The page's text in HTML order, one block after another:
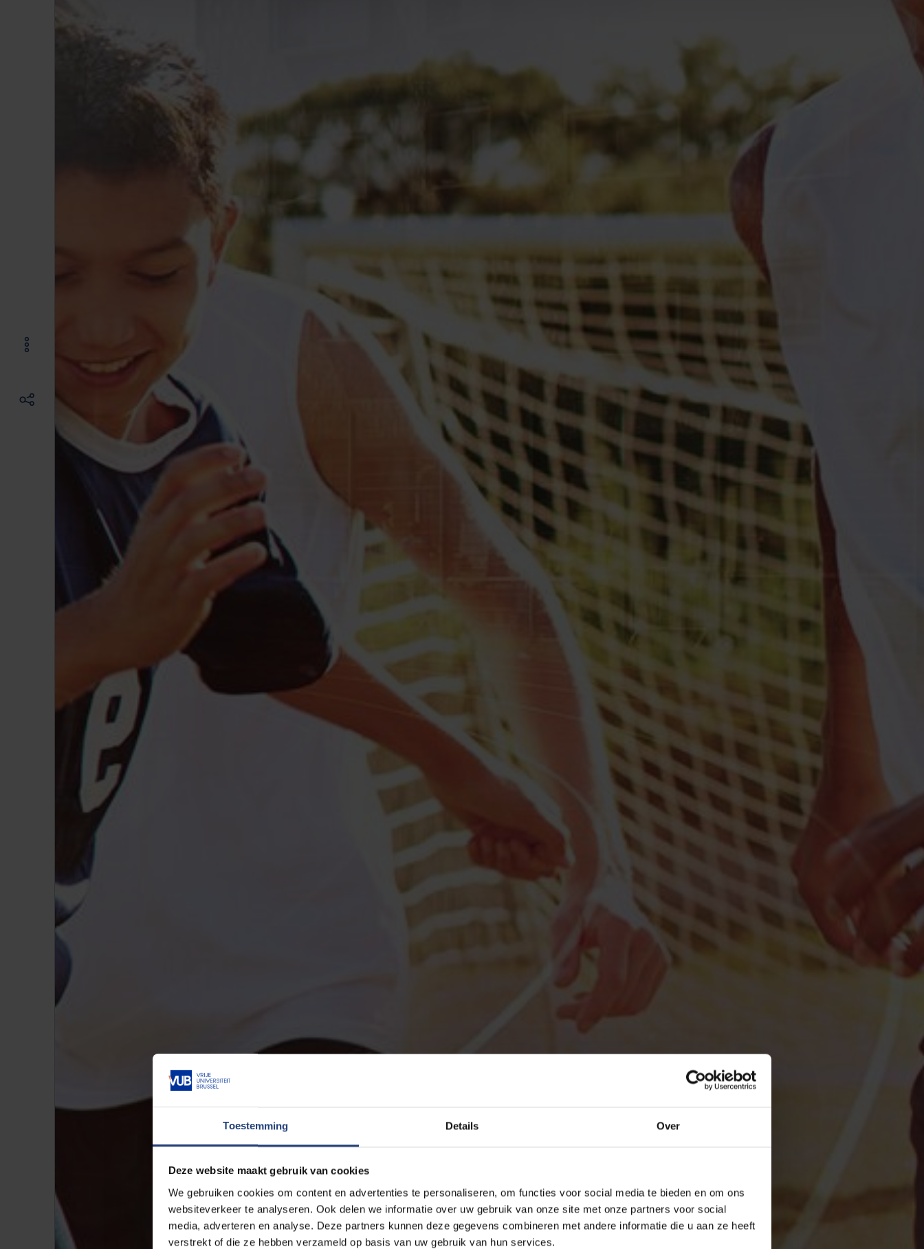
Toestemming Details Over
Deze website maakt gebruik van cookies
We gebruiken cookies om content en advertenties te personaliseren, om functies voor social media te bieden en om ons
websiteverkeer te analyseren. Ook delen we informatie over uw gebruik van onze site met onze partners voor social
media, adverteren en analyse. Deze partners kunnen deze gegevens combineren met andere informatie die u aan ze heeft
verstrekt of die ze hebben verzameld op basis van uw gebruik van hun services.